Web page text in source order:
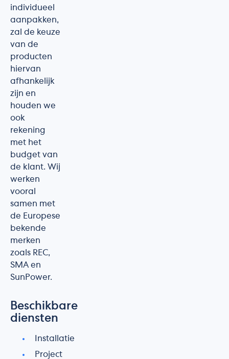
individueel
aanpakken,
zal de keuze
van de
producten
hiervan
afhankelijk
zijn en
houden we
ook
rekening
met het
budget van
de klant. Wij
werken
vooral
samen met
de Europese
bekende
merken
zoals REC,
SMA en
SunPower.
Beschikbare
diensten
Installatie
Project